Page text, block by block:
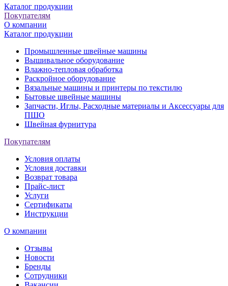
Каталог продукции
Покупателям
О компании
Каталог продукции
Промышленные швейные машины
Вышивальное оборудование
Влажно-тепловая обработка
Раскройное оборудование
Вязальные машины и принтеры по текстилю
Бытовые швейные машины
Запчасти, Иглы, Расходные материалы и Аксессуары для
ПШО
Швейная фурнитура
Покупателям
Условия оплаты
Условия доставки
Возврат товара
Прайс-лист
Услуги
Сертификаты
Инструкции
О компании
Отзывы
Новости
Бренды
Сотрудники